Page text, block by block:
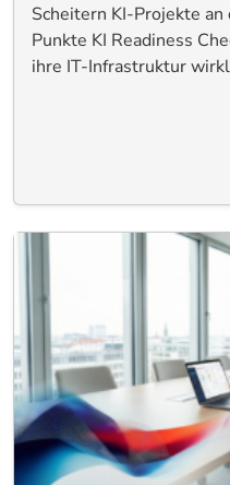
Scheitern KI-Projekte
Punkte KI Readiness
ihre IT-Infrastruktur